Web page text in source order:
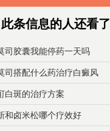
条信息的人还看了
司胶囊我能停药一天吗
司搭配什么药治疗白癜风
白斑的治疗方案
和卤米松哪个疗效好